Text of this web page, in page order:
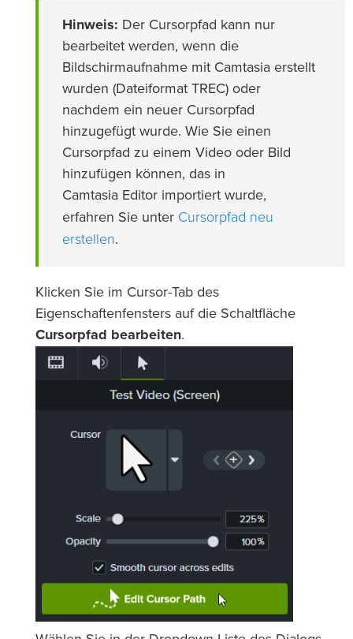
Hinweis: Der Cursorpfad kann nur
bearbeitet werden, wenn die
Bildschirmaufnahme mit Camtasia erstellt
wurden (Dateiformat TREC) oder
nachdem ein neuer Cursorpfad
hinzugefügt wurde. Wie Sie einen
Cursorpfad zu einem Video oder Bild
hinzufügen können, das in
Camtasia Editor importiert wurde,
erfahren Sie unter Cursorpfad neu
erstellen.
Klicken Sie im Cursor-Tab des
Eigenschaftenfensters auf die Schaltfläche
Cursorpfad bearbeiten.